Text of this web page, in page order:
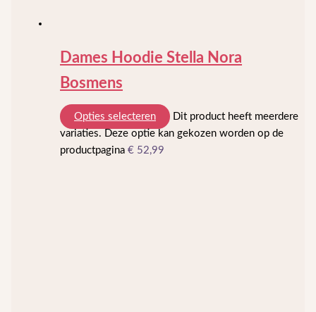
Dames Hoodie Stella Nora
Bosmens
Opties selecteren
Dit product heeft meerdere
variaties. Deze optie kan gekozen worden op de
productpagina€ 52,99